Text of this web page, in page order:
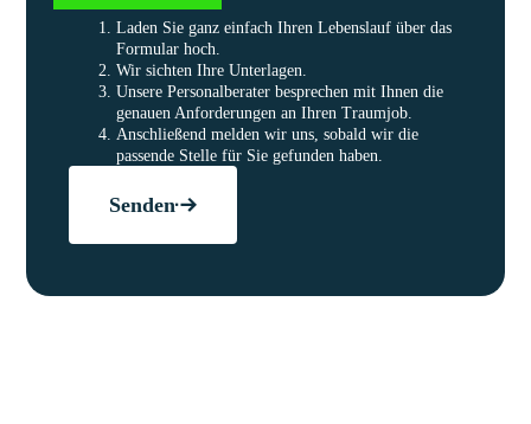
Laden Sie ganz einfach Ihren Lebenslauf über das
Formular hoch.
Wir sichten Ihre Unterlagen.
Unsere Personalberater besprechen mit Ihnen die
genauen Anforderungen an Ihren Traumjob.
Anschließend melden wir uns, sobald wir die
passende Stelle für Sie gefunden haben.
Senden